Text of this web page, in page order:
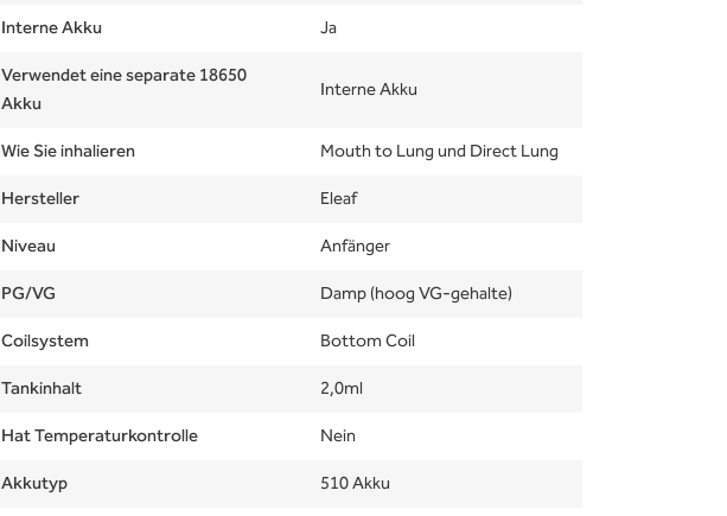
Interne Akku
Ja
Verwendet eine separate 18650
Akku
Interne Akku
Wie Sie inhalieren
Mouth to Lung und Direct Lung
Hersteller
Eleaf
Niveau
Anfänger
PG/VG
Damp (hoog VG-gehalte)
Coilsystem
Bottom Coil
Tankinhalt
2,0ml
Hat Temperaturkontrolle
Nein
Akkutyp
510 Akku